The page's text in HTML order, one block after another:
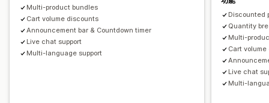
Multi-product bundles
Cart volume discounts
Announcement bar & Countdown timer
Live chat support
Multi-language support
Discounted
Quantity
Multi-
Cart
Live chat
Multi-